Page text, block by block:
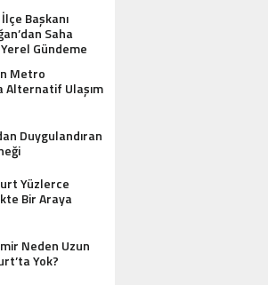
Başkanı
Saha
Gündeme
Metro
Alternatif Ulaşım
Duygulandıran
Yüzlerce
Bir Araya
Neden Uzun
Yok?